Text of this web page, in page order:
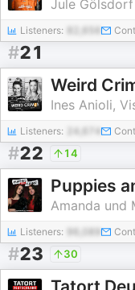
Jule
Listeners:
#21
Weird
Ines Anioli,
Listeners:
#22 14
Puppies
Amanda und
Listeners:
#23 30